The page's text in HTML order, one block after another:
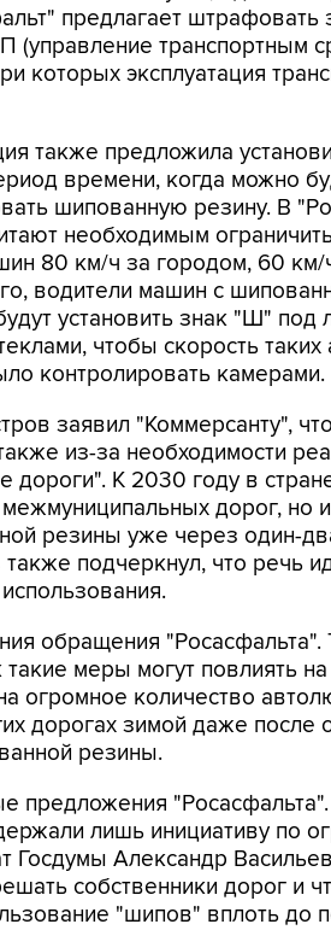
предлагает штрафовать
(управление транспортным
которых эксплуатация
также предложила
времени, когда можно
шипованную резину. В
необходимым
80 км/ч за городом, 60 км/
водители машин с
установить знак "Ш" под
чтобы скорость
контролировать камерами.
заявил "Коммерсанту",
из-за необходимости
дороги". К 2030 году в
дорог, но
резины уже через один-
подчеркнул, что речь
обращения "Росасфальта".
меры могут повлиять
огромное количество
дорогах зимой даже после
резины.
лишь инициативу по
Госдумы Александр
собственники дорог и
"шипов" вплоть до